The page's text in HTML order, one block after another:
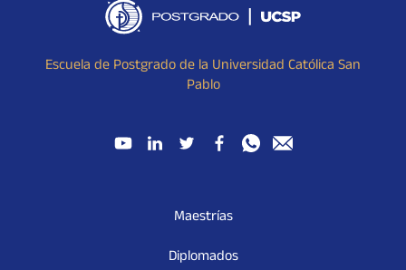
Escuela de Postgrado de la Universidad Católica San
Pablo
Maestrías
Diplomados